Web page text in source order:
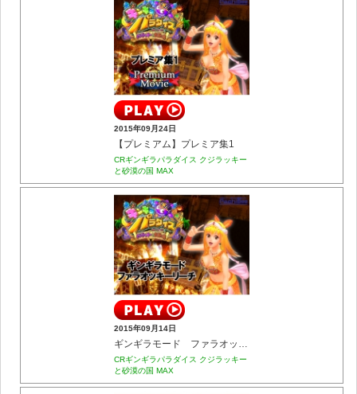
2015年09月24日
【プレミアム】プレミア集1
CRギンギラパラダイス クジラッキー
と砂漠の国 MAX
2015年09月14日
ギンギラモード ファラオッキーリーチ
CRギンギラパラダイス クジラッキー
と砂漠の国 MAX